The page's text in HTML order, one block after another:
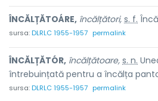
ÎNCĂLȚĂTOÁRE, încălțători, s. f.
sursa:DLRLC 1955-1957 permalink
ÎNCĂLȚĂTÓR, încălțătoare, s. n.
întrebuințată pentru a încălța
sursa:DLRLC 1955-1957 permalink